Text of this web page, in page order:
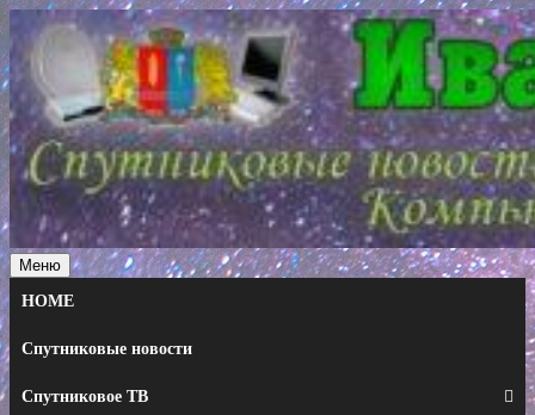
Перейти
к
содержимому
Меню
HOME
Спутниковые новости
Спутниковое ТВ